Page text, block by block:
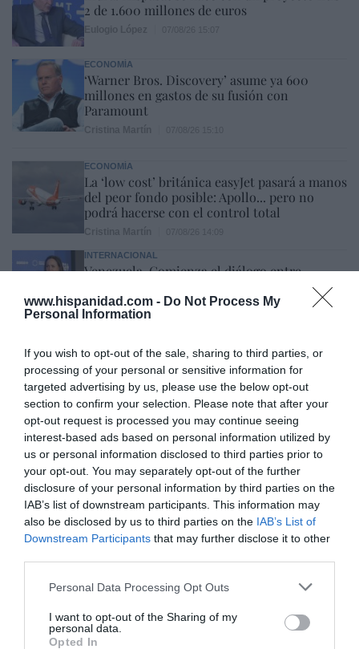
www.hispanidad.com - Do Not Process My
Personal Information
If you wish to opt-out of the sale, sharing to third parties, or
processing of your personal or sensitive information for
targeted advertising by us, please use the below opt-out
section to confirm your selection. Please note that after your
opt-out request is processed you may continue seeing
interest-based ads based on personal information utilized by
us or personal information disclosed to third parties prior to
your opt-out. You may separately opt-out of the further
disclosure of your personal information by third parties on the
IAB’s list of downstream participants. This information may
also be disclosed by us to third parties on the IAB’s List of
Downstream Participants that may further disclose it to other
Personal Data Processing Opt Outs
I want to opt-out of the Sharing of my
personal data.
Opted In
2 de 1.600 millones de euros
ECONOMÍA
‘Warner Bros. Discovery’ asume ya 600
millones en gastos de su fusión con
Paramount
ECONOMÍA
La ‘low cost’ británica easyJet pasará a manos
del peor fondo posible: Apollo... pero no
podrá hacerse con el control total
INTERNACIONAL
Venezuela. Comienza el diálogo entre
chavismo y un sector de la oposición, pero
los venezolanos quieren a Corina
José Ángel Gutiérrez
ECONOMÍA
El ‘gran’ logro del ministro Puente: los
usuarios de tren de alta velocidad caen un
15,5% hasta junio
Cristina Martín 07/08/26 12:37
Ataque cristianófobo en la muy ‘woke’ ciudad
de Nueva York: destrozan una imagen de la
Virgen María
Redacción 07/08/26 11:46
historia, de poner la verdadera, de
desmontar la falsificación, es un trabajo
cristiano"